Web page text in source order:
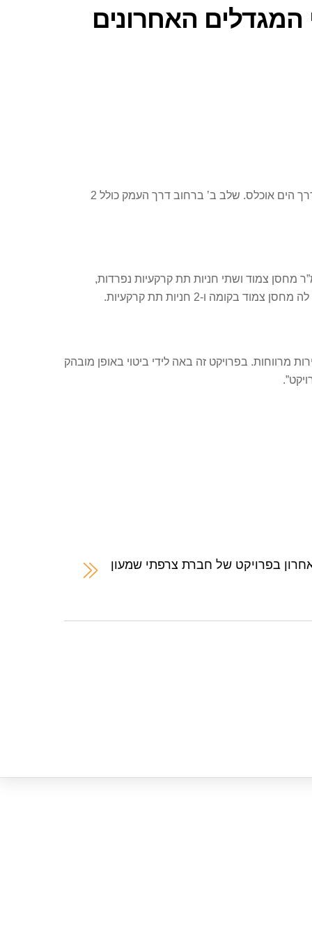
גמר לשני המגדלים האחרונים
הפרויקט נבנה בשני שלבים וכולל 4 מגדלים עם כ 323 דירות. שלב א’, הכולל 2 מגדלים בני 24 קומות עם 172 דירות ברחוב דרך הים אוכלס. שלב ב’ ברחוב דרך העמק כולל 2
נותרו למכירה 3 דירות 5 חדרים אחרונות בקומות 14-15. מדובר בדירות בשטח של 134 מ”ר עם מרפסת של כ-14 מ”ר מחסן צמוד ושתי חניות תת קרקעיות נפרדות,
מרווחות. בפרויקט זה באה לידי ביטוי באופן מובהק
בפרויקט של חברת צרפתי שמעון